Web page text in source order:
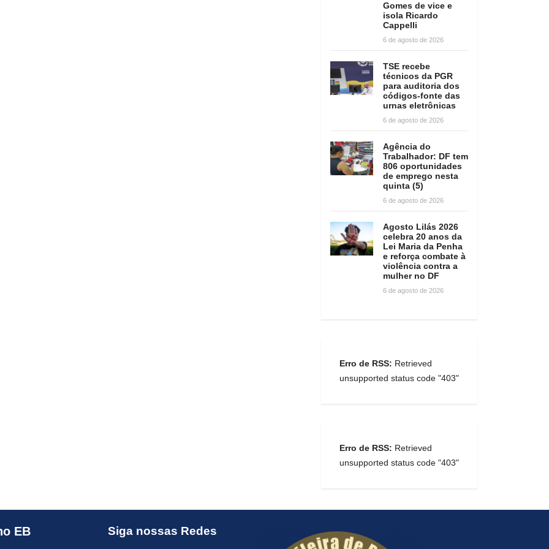
Gomes de vice e
isola Ricardo
Cappelli
6 de agosto de 2026
TSE recebe
técnicos da PGR
para auditoria dos
códigos-fonte das
urnas eletrônicas
6 de agosto de 2026
Agência do
Trabalhador: DF tem
806 oportunidades
de emprego nesta
quinta (5)
6 de agosto de 2026
Agosto Lilás 2026
celebra 20 anos da
Lei Maria da Penha
e reforça combate à
violência contra a
mulher no DF
6 de agosto de 2026
Erro de RSS: Retrieved
unsupported status code "403"
Erro de RSS: Retrieved
unsupported status code "403"
EB Siga nossas Redes